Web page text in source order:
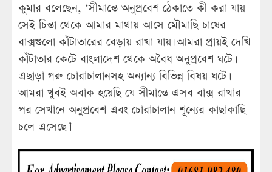
কুমার বলেছেন, ‘সীমান্তে অনুপ্রবেশ ঠেকাতে কী করা যায়
সেই চিন্তা থেকে আমার মাথায় আসে মৌমাছি চাষের
বাক্সগুলো কাঁটাতারের বেড়ায় রাখা যায়। আমরা প্রায়ই দেখি
কাঁটাতার কেটে বাংলাদেশ থেকে অবৈধ অনুপ্রবেশ ঘটে।
এছাড়া গরু চোরাচালানসহ অন্যান্য বিভিন্ন বিষয় ঘটে।
আমরা খুবই অবাক হয়েছি যে সীমান্তে এসব বাক্স রাখার
পর সেখানে অনুপ্রবেশ এবং চোরাচালান শূন্যের কাছাকাছি
চলে এসেছে।’